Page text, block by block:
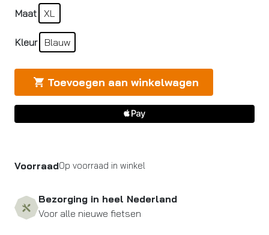
€180,00.
€150,00.
Maat XL
Kleur Blauw
Toevoegen aan winkelwagen
VoorraadOp voorraad in winkel
Bezorging in heel Nederland
Voor alle nieuwe fietsen